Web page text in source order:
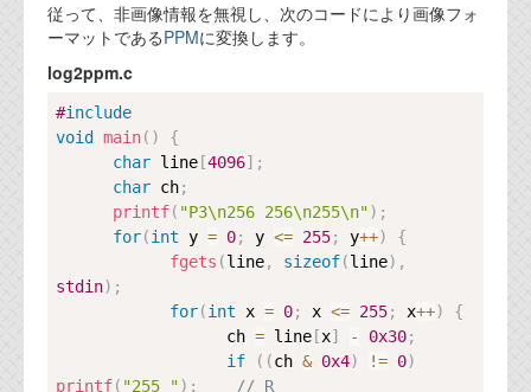
技術文書
資料閲覧パスワードをお問い合わせ頂き
ログインをお願い致します。アカウント
名は"opendocument"です。
機能安全用語集
設計用語集
オンラインショップ
従って、非画像情報を無視し、次のコードにより画像フォ
ーマットであるPPMに変換します。
log2ppm.c
#include
void
main( )
{
char line [4096] ;
char ch;
printf( "P3\n256 256\n255\n") ;
for(int y = 0; y <= 255; y++)
{
fgets (line, sizeof(line) ,
stdin) ;
for(int x = 0; x <= 255; x++)
{
                  ch
= line [x] - 0x30;
if
( (ch & 0x4) != 0)
printf( "255 ") ;
// R